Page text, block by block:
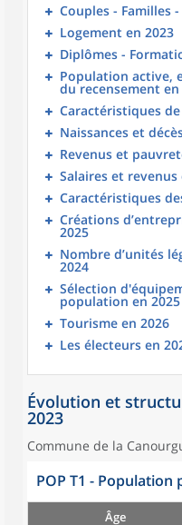
Couples - Familles
Logement en 2023
Diplômes -
Population active,
du recensement en
Caractéristiques
Naissances et
Revenus et
Salaires et
Caractéristiques
Créations
2025
Nombre d’unités
2024
Sélection
population en 2025
Tourisme en 2026
Les électeurs en
Évolution et
2023
Commune de la
POP T1 - Population
Âge